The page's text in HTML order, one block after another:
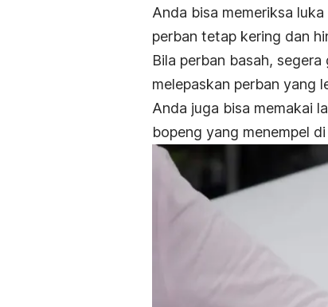
Anda bisa memeriksa
perban tetap kering dan
Bila perban basah,
melepaskan perban yang
Anda juga bisa memakai
bopeng yang menempel